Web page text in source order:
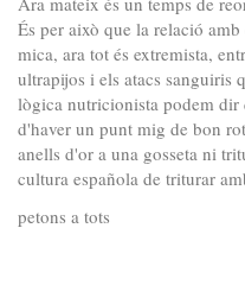
És per això que la relació
mica, ara tot és extremista,
ultrapijos i els atacs sanguiris
lògica nutricionista podem dir
d'haver un punt mig de bon
anells d'or a una gosseta ni
cultura española de triturar
petons a tots